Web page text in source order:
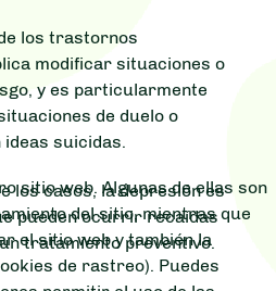
los trastornos
modificar situaciones o
y es particularmente
de duelo o
suicidas.
los casos, la depresión es
pueden ocurrir recaídas
tratamiento preventivo.
sitio web. Algunas de ellas son
del sitio, mientras que
el sitio web y también la
de rastreo). Puedes